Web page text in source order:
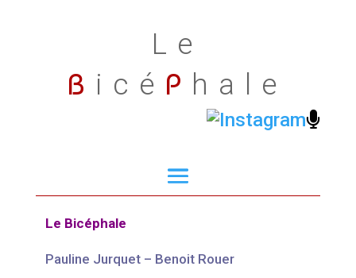
Le
B icé P hale
Le Bicéphale
Pauline Jurquet – Benoit Rouer